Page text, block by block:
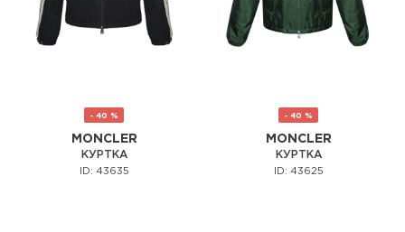
- 40 %
MONCLER
КУРТКА
ID: 43635
- 40 %
MONCLER
КУРТКА
ID: 43625